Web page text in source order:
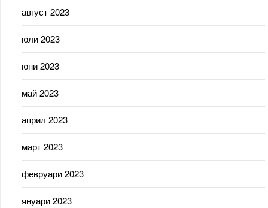
август 2023
юли 2023
юни 2023
май 2023
април 2023
март 2023
февруари 2023
януари 2023